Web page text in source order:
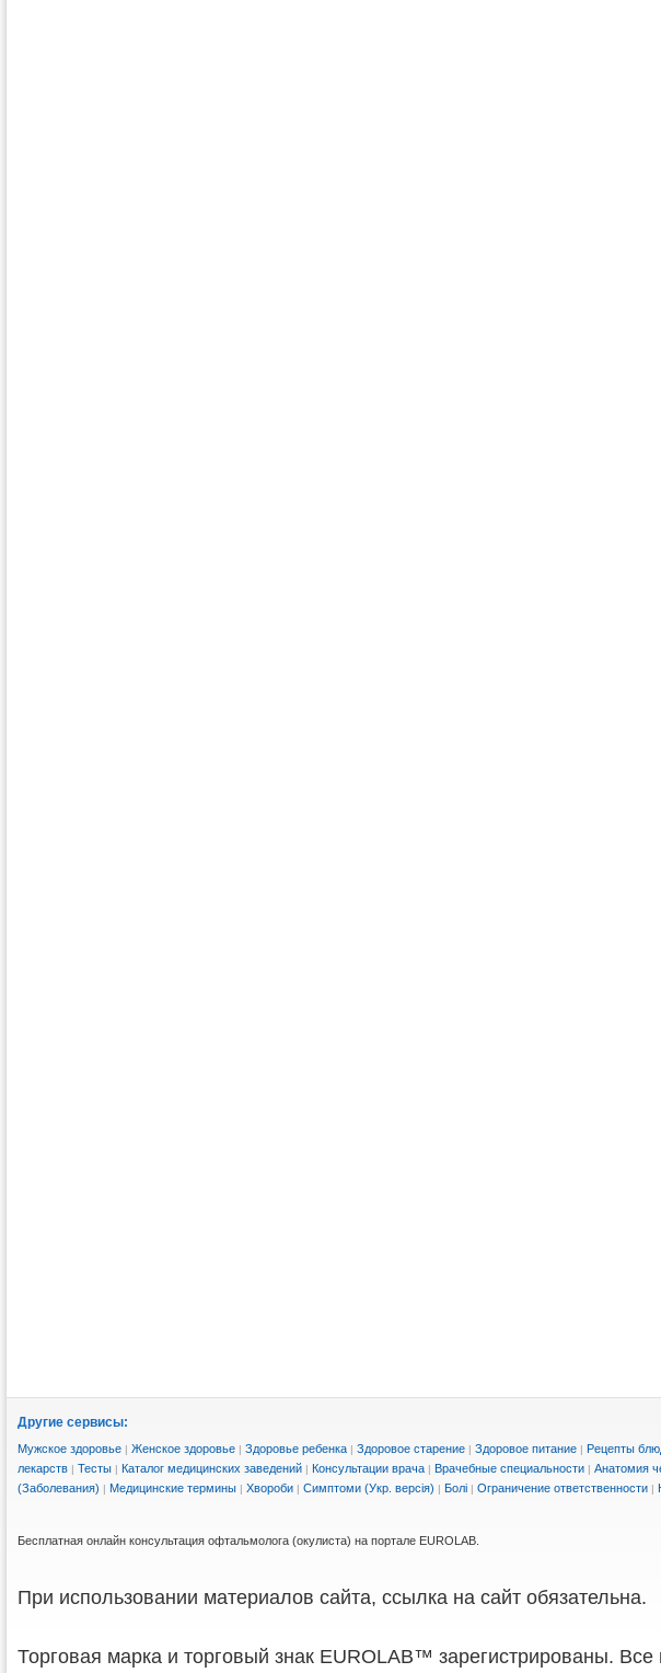
Другие сервисы:
Мужское здоровье | Женское здоровье | Здоровье ребенка | Здоровое старение | Здоровое питание | Рецепты
лекарств | Тесты | Каталог медицинских заведений | Консультации врача | Врачебные специальности | Анатомия
(Заболевания) | Медицинские термины | Хвороби | Симптоми (Укр. версія) | Болі | Ограничение ответственности |
Бесплатная онлайн консультация офтальмолога (окулиста) на портале EUROLAB.
При использовании материалов сайта, ссылка на сайт обязательна.
Торговая марка и торговый знак EUROLAB™ зарегистрированы.